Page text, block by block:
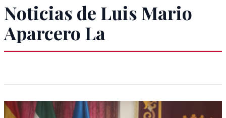
Noticias de Luis Mario
Aparcero La